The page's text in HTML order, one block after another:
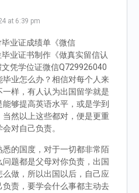
at 6:39 pm
业证成绩单《微信
业证书制作《做真实留信认
凭学位证微信Q729926040
毕业怎么办？相信对每个人来
样，有人认为出国留学就是
够提高英语水平，或是学到
然以上这些都对，便是更重
对自己负责。
的国度，对于一切都非常陌
题都是父母对你负责，出国
做，所以出国以后，自己应
责，要学会什么事都主动去